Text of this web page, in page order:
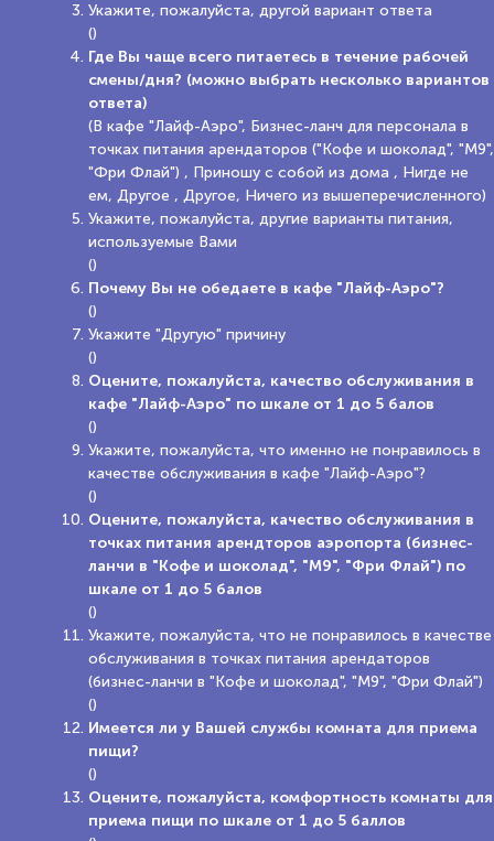
Укажите, пожалуйста, другой вариант ответа
()
Где Вы чаще всего питаетесь в течение рабочей
смены/дня? (можно выбрать несколько вариантов
ответа)
(В кафе "Лайф-Аэро", Бизнес-ланч для персонала в
точках питания арендаторов ("Кофе и шоколад", "М9",
"Фри Флай") , Приношу с собой из дома , Нигде не
ем, Другое , Другое, Ничего из вышеперечисленного)
Укажите, пожалуйста, другие варианты питания,
используемые Вами
()
Почему Вы не обедаете в кафе "Лайф-Аэро"?
()
Укажите "Другую" причину
()
Оцените, пожалуйста, качество обслуживания в
кафе "Лайф-Аэро" по шкале от 1 до 5 балов
()
Укажите, пожалуйста, что именно не понравилось в
качестве обслуживания в кафе "Лайф-Аэро"?
()
Оцените, пожалуйста, качество обслуживания в
точках питания арендторов аэропорта (бизнес-
ланчи в "Кофе и шоколад", "М9", "Фри Флай") по
шкале от 1 до 5 балов
()
Укажите, пожалуйста, что не понравилось в качестве
обслуживания в точках питания арендаторов
(бизнес-ланчи в "Кофе и шоколад", "М9", "Фри Флай")
()
Имеется ли у Вашей службы комната для приема
пищи?
()
Оцените, пожалуйста, комфортность комнаты для
приема пищи по шкале от 1 до 5 баллов